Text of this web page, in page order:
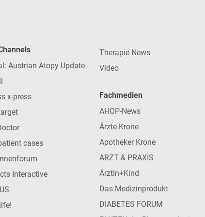
Austrian Atopy Update
x-press
cases
Interactive
Therapie News
Video
Fachmedien
AHOP-News
Ärzte Krone
Apotheker Krone
ARZT & PRAXIS
Ärztin+Kind
Das Medizinprodukt
DIABETES FORUM